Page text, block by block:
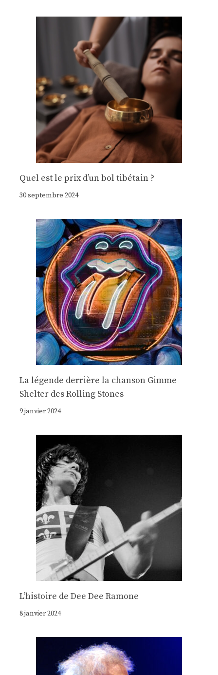
Quel est le prix d’un bol tibétain ?
30 septembre 2024
La légende derrière la chanson Gimme
Shelter des Rolling Stones
9 janvier 2024
Lʼhistoire de Dee Dee Ramone
8 janvier 2024